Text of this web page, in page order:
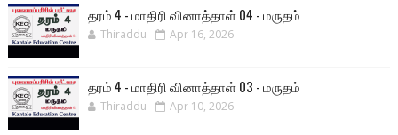
தரம் 4 - மாதிரி வினாத்தாள் 04 - மருதம்
Thiraddu Apr 16, 2026
தரம் 4 - மாதிரி வினாத்தாள் 03 - மருதம்
Thiraddu Apr 10, 2026